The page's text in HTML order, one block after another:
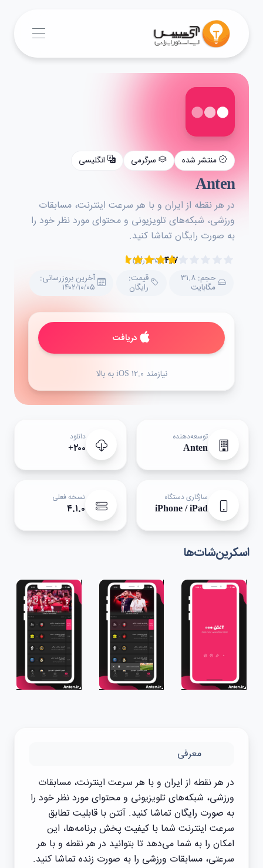
منتشر شده سرگرمی انگلیسی
Anten
در هر نقطه از ایران و با هر سرعت اینترنت، مسابقات
ورزشی، شبکه‌های تلویزیونی و محتوای مورد نظر خود را
به صورت رایگان تماشا کنید.
۴.۷ (۲۳۵ رأی)
حجم: ۳۱.۸
مگابایت
قیمت:
رایگان
آخرین بروزرسانی:
۱۴۰۲/۱۰/۰۵
دریافت
نیازمند iOS ۱۲.۰ به بالا
توسعه‌دهنده
Anten
دانلود
۲۰۰+
سازگاری دستگاه
iPhone / iPad
نسخه فعلی
۴.۱.۰
اسکرین‌شات‌ها
معرفی
در هر نقطه از ایران و با هر سرعت اینترنت، مسابقات
ورزشی، شبکه‌های تلویزیونی و محتوای مورد نظر خود را
به صورت رایگان تماشا کنید. آنتن با قابلیت تطابق
سرعت اینترنت شما با کیفیت پخش برنامه‌ها، این
امکان را به شما می‌دهد تا بتوانید در هر نقطه و با هر
سرعتی، مسابقات ورزشی را به صورت زنده تماشا کنید.